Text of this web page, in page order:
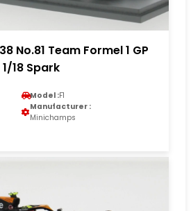
No.81 Team Formel 1 GP
18 Spark
Model :F1
Manufacturer :
Minichamps